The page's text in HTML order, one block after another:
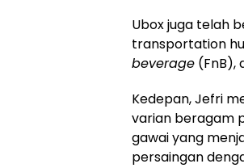
Ubox juga telah
transportation
beverage (FnB),
Kedepan, Jefri
varian beragam
gawai yang
persaingan